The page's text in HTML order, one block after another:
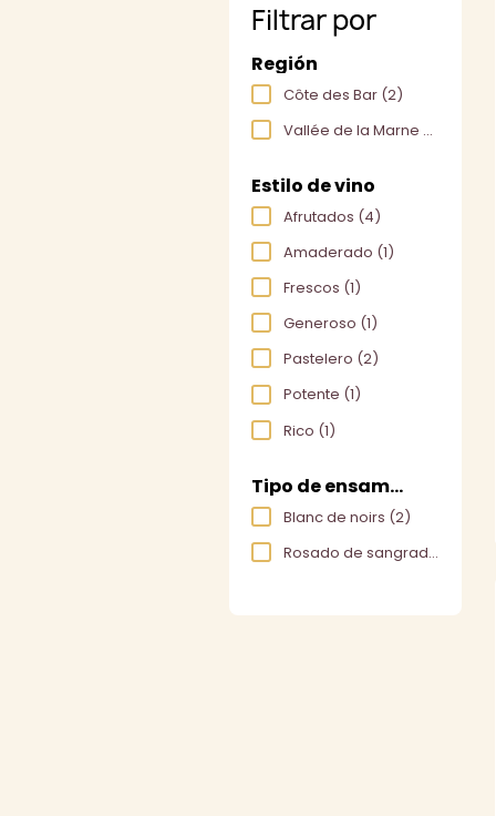
Filtrar por
Región
Côte des Bar (2)
Vallée de la Marne
(2)
Estilo de vino
Afrutados (4)
Amaderado (1)
Frescos (1)
Generoso (1)
Pastelero (2)
Potente (1)
Rico (1)
Tipo de ensamblaje
Blanc de noirs (2)
Rosado de sangrado